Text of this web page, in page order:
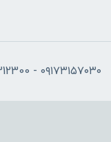
۰۹۱۷۳۱۵۷۰۳۰ - 09129312300 - 07137742255